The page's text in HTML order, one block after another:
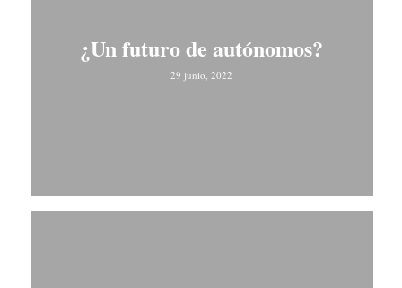
¿Un futuro de autónomos?
29 junio, 2022